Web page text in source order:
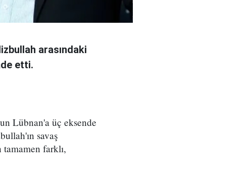
arasındaki
etti.
Lübnan'a üç eksende
savaş
tamamen farklı,